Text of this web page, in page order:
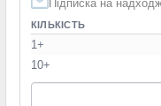
Підписка на
КІЛЬКІСТЬ
1+
10+